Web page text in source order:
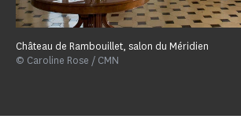
Château de Rambouillet, salon du Méridien
© Caroline Rose / CMN